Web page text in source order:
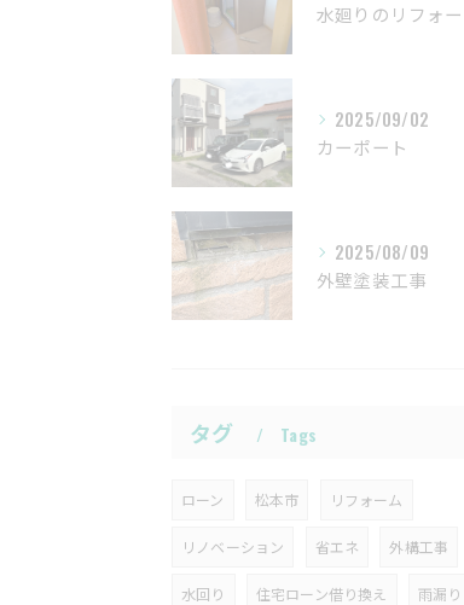
水廻りのリフォ
2025/09/02
カーポート
2025/08/09
外壁塗装工事
タグ Tags
ローン 松本市 リフォーム
リノベーション 省エネ 外構工事
水回り 住宅ローン借り換え 雨漏り